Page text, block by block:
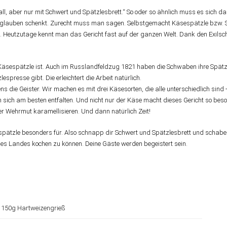
aber nur mit Schwert und Spätzlesbrett.“ So oder so ähnlich muss es sich
schenkt. Zurecht muss man sagen. Selbstgemacht Käsespätzle
kennt man das Gericht fast auf der ganzen Welt. Dank den
ist. Auch im Russlandfeldzug 1821 haben die Schwaben ihre
gibt. Die erleichtert die Arbeit natürlich.
die Geister. Wir machen es mit drei Käsesorten, die alle unterschiedlich
am besten entfalten. Und nicht nur der Käse macht dieses Gericht so
Wehrmut karamellisieren. Und dann natürlich Zeit!
besonders für. Also schnapp dir Schwert und Spätzlesbrett und
Landes kochen zu können. Deine Gäste werden begeistert sein.
Hartweizengrieß